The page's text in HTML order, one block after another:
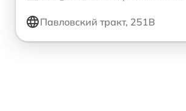
Павловский тракт, 251В